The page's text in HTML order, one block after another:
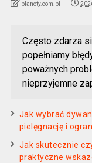
planety.com.pl
Często zdarza
popełniamy
poważnych
nieprzyjemne
Jak wybrać
pielęgnację i
Jak skutecznie
praktyczne